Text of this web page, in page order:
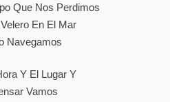
Que Nos Perdimos
En El Mar
Navegamos
Y El Lugar Y
Vamos